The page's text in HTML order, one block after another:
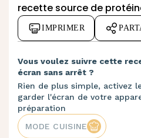
recette source de
IMPRIMER
Vous voulez suivre cette
écran sans arrêt ?
Rien de plus simple, activez
garder l'écran de votre
préparation
MODE CUISINE